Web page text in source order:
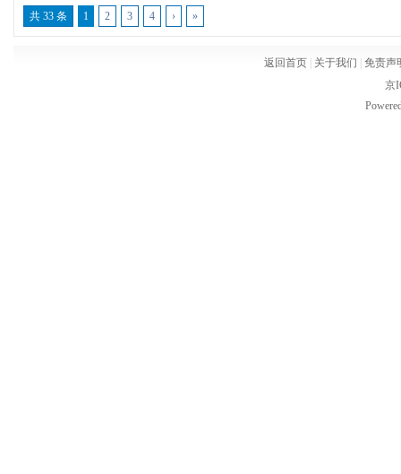
共 33 条 1 2 3 4 › »
返回首页 关于我们 |免责声
京